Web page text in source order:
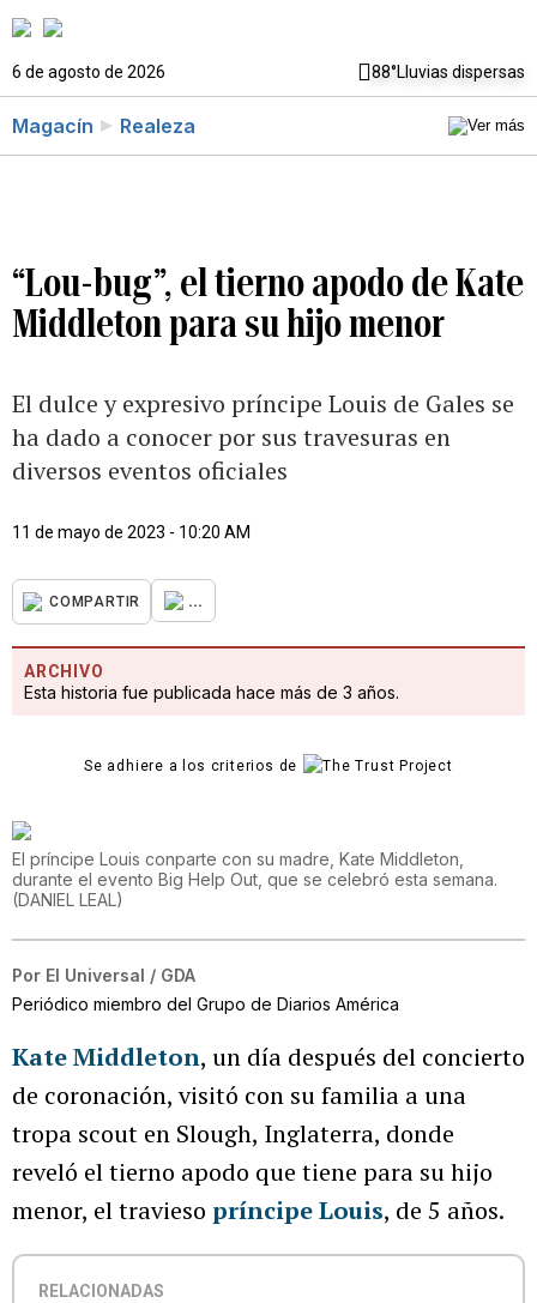
6 de agosto de 2026 88°Lluvias dispersas
Magacín Realeza
“Lou-bug”, el tierno apodo de Kate
Middleton para su hijo menor
El dulce y expresivo príncipe Louis de Gales se
ha dado a conocer por sus travesuras en
diversos eventos oficiales
11 de mayo de 2023 - 10:20 AM
COMPARTIR ...
ARCHIVO
Esta historia fue publicada hace más de 3 años.
Se adhiere a los criterios de
El príncipe Louis conparte con su madre, Kate Middleton,
durante el evento Big Help Out, que se celebró esta semana.
(DANIEL LEAL)
Por El Universal / GDA
Periódico miembro del Grupo de Diarios América
Kate Middleton, un día después del concierto
de coronación, visitó con su familia a una
tropa scout en Slough, Inglaterra, donde
reveló el tierno apodo que tiene para su hijo
menor, el travieso príncipe Louis, de 5 años.
RELACIONADAS